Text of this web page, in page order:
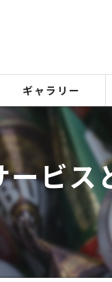
ギャラリー
ビス